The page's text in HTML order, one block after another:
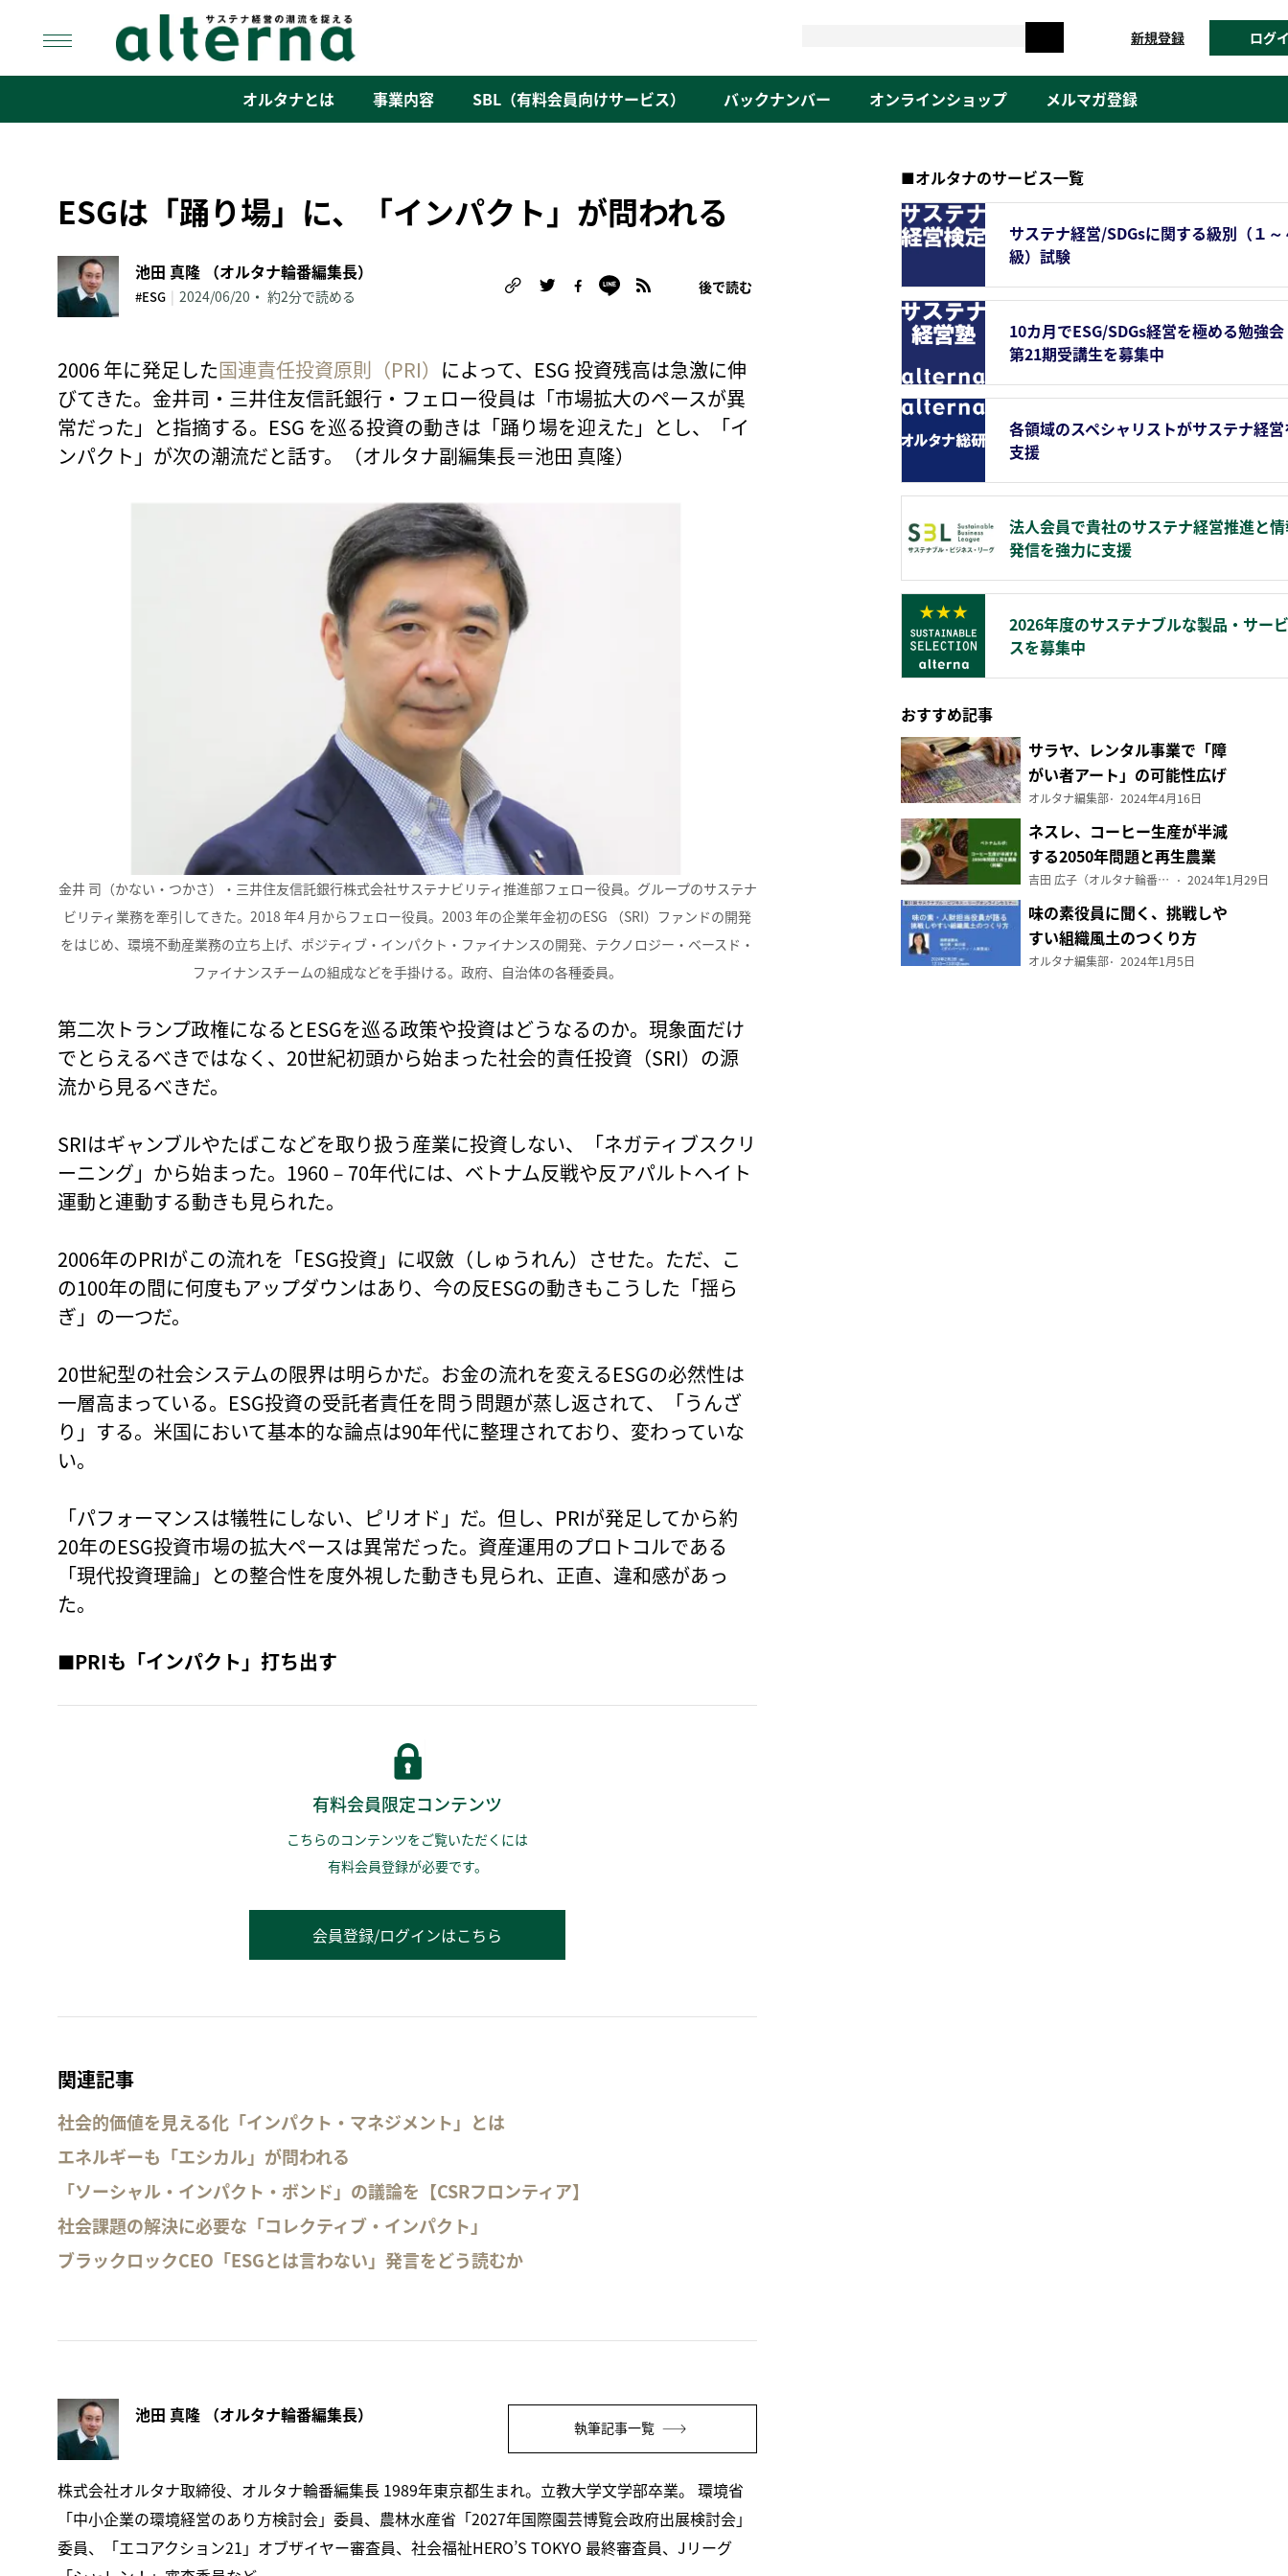
content
新規登録 ログ
オルタナとは 事業内容 SBL（有料会員向けサービス） バックナンバー オンラインショップ メルマガ登録
ESGは「踊り場」に、「インパクト」が問われる
池田 真隆 （オルタナ輪番編集長）
#ESG | 2024/06/20 約2分で読める
後で読む
2006 年に発足した国連責任投資原則（PRI） によって、ESG 投資残高は急激に伸
びてきた。金井司・三井住友信託銀行・フェロー役員は「市場拡大のペースが異
常だった」と指摘する。ESG を巡る投資の動きは「踊り場を迎えた」とし、「イ
ンパクト」が次の潮流だと話す。（オルタナ副編集長＝池田 真隆）
金井 司（かない・つかさ）・三井住友信託銀行株式会社サステナビリティ推進部フェロー役員。グループのサステナ
ビリティ業務を牽引してきた。2018 年4 月からフェロー役員。2003 年の企業年金初のESG （SRI）ファンドの開発
をはじめ、環境不動産業務の立ち上げ、ポジティブ・インパクト・ファイナンスの開発、テクノロジー・ベースド・
ファイナンスチームの組成などを手掛ける。政府、自治体の各種委員。
第二次トランプ政権になるとESGを巡る政策や投資はどうなるのか。現象面だけ
でとらえるべきではなく、20世紀初頭から始まった社会的責任投資（SRI）の源
流から見るべきだ。
SRIはギャンブルやたばこなどを取り扱う産業に投資しない、「ネガティブスクリ
ーニング」から始まった。1960－70年代には、ベトナム反戦や反アパルトヘイト
運動と連動する動きも見られた。
2006年のPRIがこの流れを「ESG投資」に収斂（しゅうれん）させた。ただ、こ
の100年の間に何度もアップダウンはあり、今の反ESGの動きもこうした「揺ら
ぎ」の一つだ。
20世紀型の社会システムの限界は明らかだ。お金の流れを変えるESGの必然性は
一層高まっている。ESG投資の受託者責任を問う問題が蒸し返されて、「うんざ
り」する。米国において基本的な論点は90年代に整理されており、変わっていな
い。
「パフォーマンスは犠牲にしない、ピリオド」だ。但し、PRIが発足してから約
20年のESG投資市場の拡大ペースは異常だった。資産運用のプロトコルである
「現代投資理論」との整合性を度外視した動きも見られ、正直、違和感があっ
た。
■PRIも「インパクト」打ち出す
有料会員限定コンテンツ
こちらのコンテンツをご覧いただくには
有料会員登録が必要です。
会員登録/ログインはこちら
関連記事
社会的価値を見える化「インパクト・マネジメント」とは
エネルギーも「エシカル」が問われる
「ソーシャル・インパクト・ボンド」の議論を【CSRフロンティア】
社会課題の解決に必要な「コレクティブ・インパクト」
ブラックロックCEO「ESGとは言わない」発言をどう読むか
池田 真隆 （オルタナ輪番編集長）
執筆記事一覧
株式会社オルタナ取締役、オルタナ輪番編集長 1989年東京都生まれ。立教大学文学部卒業。 環境省
「中小企業の環境経営のあり方検討会」委員、農林水産省「2027年国際園芸博覧会政府出展検討会」
委員、「エコアクション21」オブザイヤー審査員、社会福祉HERO’S TOKYO 最終審査員、Jリーグ
■オルタナのサービス一覧
サステナ経営/SDGsに関する級別（１～
級）試験
10カ月でESG/SDGs経営を極める勉強
第21期受講生を募集中
各領域のスペシャリストがサステナ経
支援
法人会員で貴社のサステナ経営推進と
発信を強力に支援
2026年度のサステナブルな製品・サービ
スを募集中
おすすめ記事
サラヤ、レンタル事業で「障
がい者アート」の可能性広げ
る
オルタナ編集部 2024年4月16日
ネスレ、コーヒー生産が半減
する2050年問題と再生農業
（前編）
吉田 広子（オルタナ輪番編集長） 2024年1月29日
味の素役員に聞く、挑戦しや
すい組織風土のつくり方
オルタナ編集部 2024年1月5日